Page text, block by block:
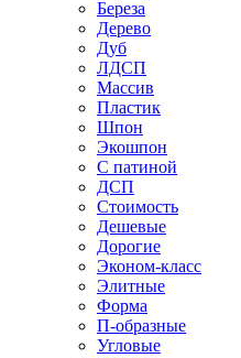
Береза
Дерево
Дуб
ЛДСП
Массив
Пластик
Шпон
Экошпон
С патиной
ДСП
Стоимость
Дешевые
Дорогие
Эконом-класс
Элитные
Форма
П-образные
Угловые